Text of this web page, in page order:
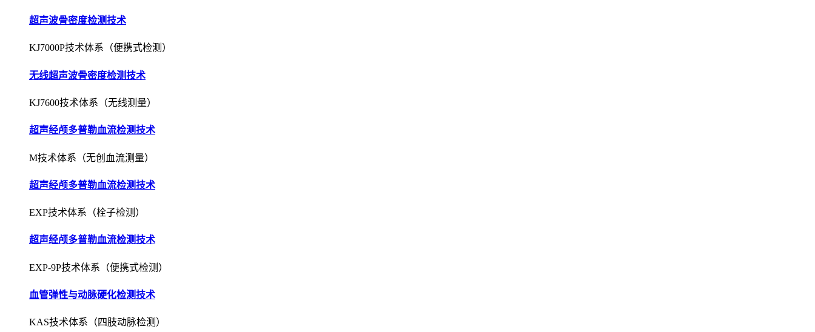
无线超声波骨密度检测技术
KJ7600技术体系（无线测量）
超声经颅多普勒血流检测技术
M技术体系（无创血流测量）
超声经颅多普勒血流检测技术
EXP技术体系（栓子检测）
超声经颅多普勒血流检测技术
EXP-9P技术体系（便携式检测）
血管弹性与动脉硬化检测技术
KAS技术体系（四肢动脉检测）
心率变异性检测技术
KHD6000技术体系（精神压力分析）